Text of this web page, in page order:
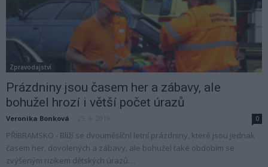
Zpravodajství
Prázdniny jsou časem her a zábavy, ale
bohužel hrozí i větší počet úrazů
Veronika Bonková 0
PŘÍBRAMSKO - Blíží se dvouměsíční letní prázdniny, které jsou jednak
časem her, dovolených a zábavy, ale bohužel také obdobím se
zvýšeným rizikem dětských úrazů....